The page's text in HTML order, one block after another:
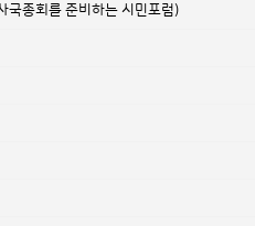
총회를 준비하는 시민포럼)